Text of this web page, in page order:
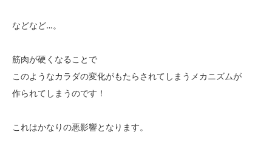
などなど…。
筋肉が硬くなることで
このようなカラダの変化がもたらされてしまうメカニズムが
作られてしまうのです！
これはかなりの悪影響となります。